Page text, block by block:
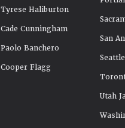
Tyrese Haliburton
Cade Cunningham
Paolo Banchero
Cooper Flagg
San
Utah